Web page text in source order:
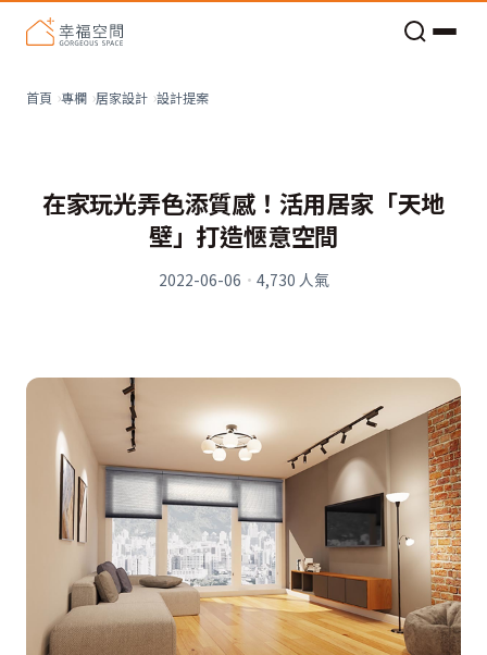
首頁 專欄 居家設計 設計提案
在家玩光弄色添質感！活用居家「天地
壁」打造愜意空間
2022-06-06 · 4,730 人氣